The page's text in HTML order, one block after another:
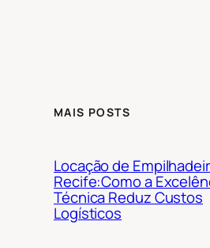
MAIS POSTS
Locação de
Recife:Como a
Técnica Reduz Custos
Logísticos